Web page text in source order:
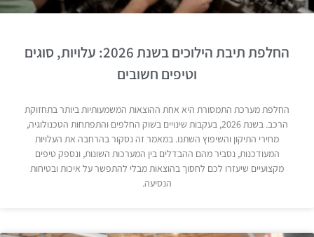
החלפת תיבת הילוכים בשנת 2026: עלויות, סוגים
וטיפים חשובים
החלפת מערכת התמסורת היא אחת ההוצאות המשמעותיות ביותר בתחזוקת
הרכב. בשנת 2026, בעקבות שינויים בשוק החלפים והתפתחות הטכנולוגיה,
מחירי התיקון והשיפוץ השתנו. במאמר זה נסקור בהרחבה את העלויות
המעודכנות, נסביר מהם ההבדלים בין המערכות השונות, ונספק טיפים
מקצועיים שיעזרו לכם לחסוך בהוצאות מבלי להתפשר על איכות ובטיחות
הנסיעה.